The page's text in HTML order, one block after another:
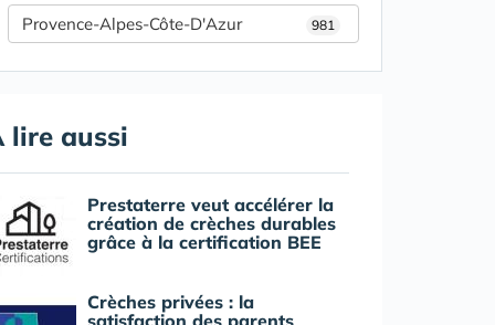
Provence-Alpes-Côte-D'Azur 981
lire aussi
Prestaterre veut accélérer la
création de crèches durables
grâce à la certification BEE
Crèches privées : la